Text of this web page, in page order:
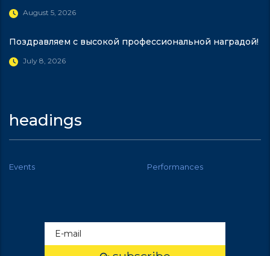
August 5, 2026
Поздравляем с высокой профессиональной наградой!
July 8, 2026
headings
Events Performances